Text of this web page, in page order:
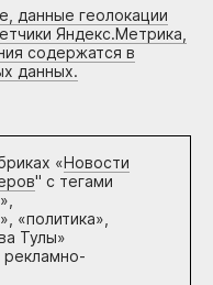
данные геолокации
Яндекс.Метрика,
содержатся в
данных.
«Новости
" с тегами
«политика»,
Тулы»
рекламно-